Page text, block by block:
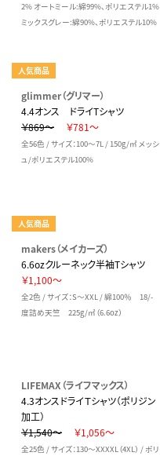
2% オートミール:綿99%、ポリエステル1%
ミックスグレー:綿90%、ポリエステル10%
人気商品
glimmer（グリマー）
4.4オンス ドライTシャツ
￥869～
￥781～
全56色 / サイズ：100～7L / 150g/㎡ メッシ
ュ/ポリエステル100%
人気商品
makers（メイカーズ）
6.6ozクルーネック半袖Tシャツ
￥1,100～
全2色 / サイズ：S～XXL / 綿100％ 18/-
度詰め天竺 225g/㎡（6.6oz）
LIFEMAX（ライフマックス）
4.3オンスドライＴシャツ（ポリジン
加工）
￥1,540～
￥1,056～
全25色 / サイズ：130～XXXXL（4XL） / ポリ